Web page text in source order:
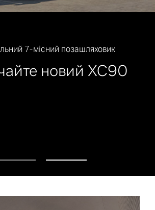
7-місний позашляховик
новий ХС90